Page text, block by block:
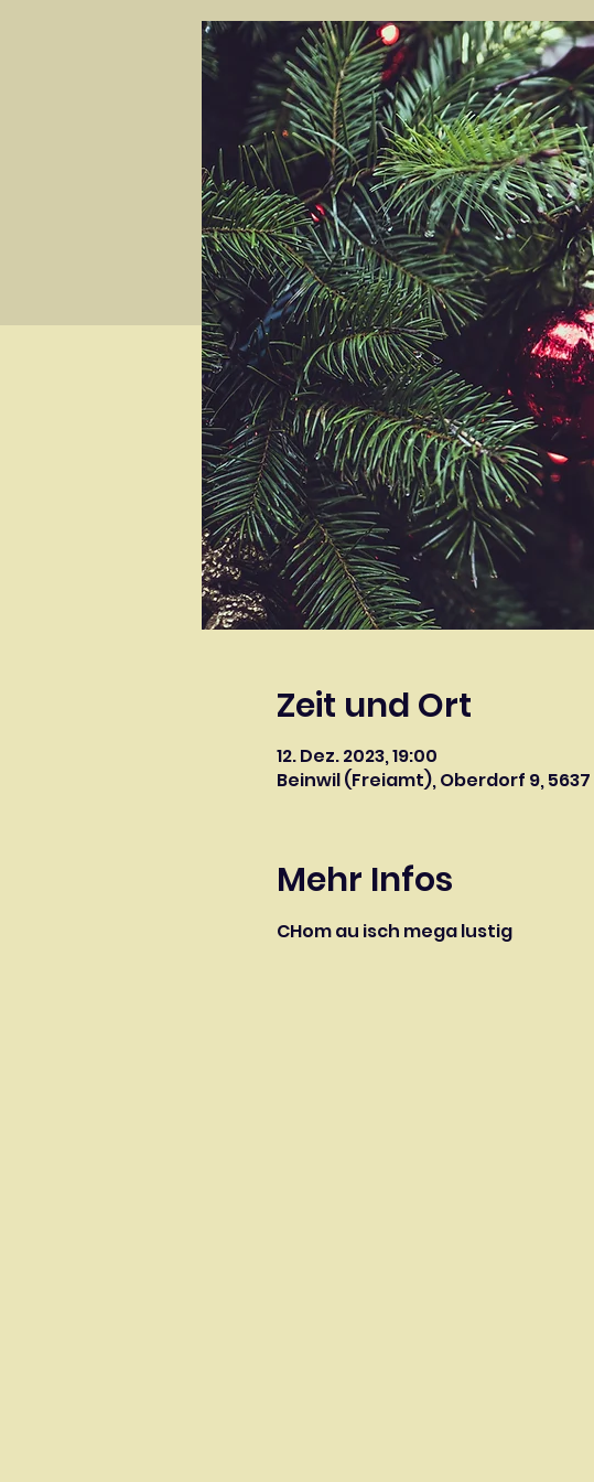
Zeit und Ort
12. Dez. 2023, 19:00
Beinwil (Freiamt), Oberdorf 9,
Mehr Infos
CHom au isch mega lustig